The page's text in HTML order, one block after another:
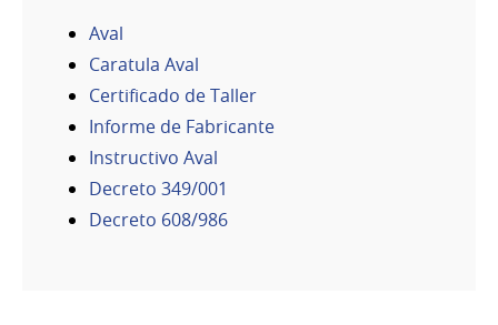
Aval
Caratula Aval
Certificado de Taller
Informe de Fabricante
Instructivo Aval
Decreto 349/001
Decreto 608/986